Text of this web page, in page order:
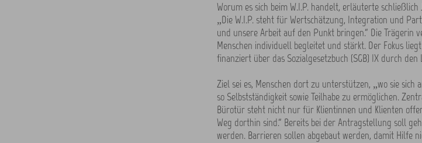
Worum es sich beim W.I.P. handelt, erläuterte
„Die W.I.P. steht für Wertschätzung, Integration und
und unsere Arbeit auf den Punkt bringen.“ Die Trägerin
Menschen individuell begleitet und stärkt. Der Fokus
finanziert über das Sozialgesetzbuch (SGB) IX durch den
Ziel sei es, Menschen dort zu unterstützen, „wo sie sich
so Selbstständigkeit sowie Teilhabe zu ermöglichen.
Bürotür steht nicht nur für Klientinnen und Klienten
Weg dorthin sind.“ Bereits bei der Antragstellung soll
werden. Barrieren sollen abgebaut werden, damit Hilfe